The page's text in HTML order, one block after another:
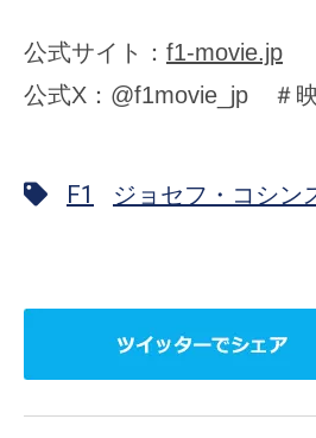
公式サイト： f1-movie.jp
公式X：@f1movie_jp ＃
F1 ジョセフ・コシン